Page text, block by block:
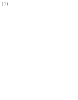
(1)